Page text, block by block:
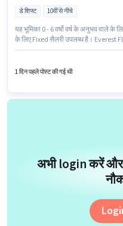
डे शिफ्ट 10वीं से नीचे
यह भूमिका 0 - 6 वर्षो वर्ष के अनुभव वाले के
के लिए Fixed सैलरी उपलब्ध है। Everest
1 दिन पहले पोस्ट की गई थी
अभी login करें और